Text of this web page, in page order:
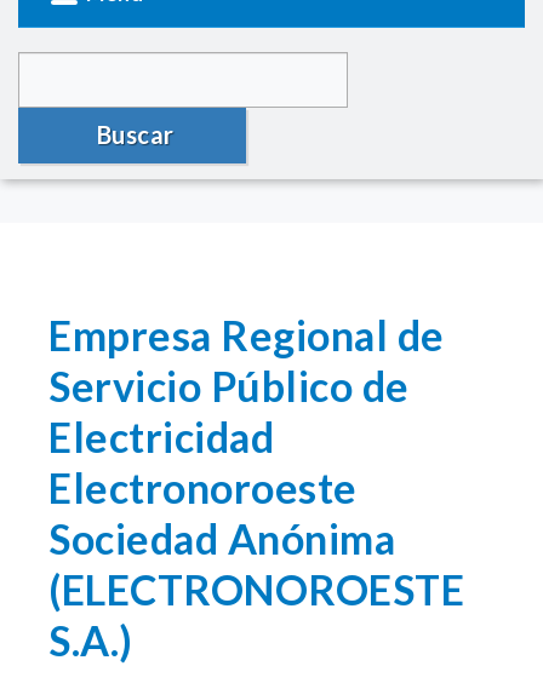
Buscar
Empresa Regional de
Servicio Público de
Electricidad
Electronoroeste
Sociedad Anónima
(ELECTRONOROESTE
S.A.)